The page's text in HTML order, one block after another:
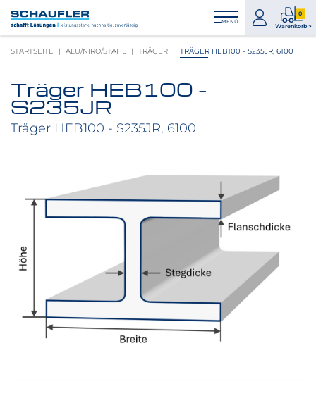
Inhalt
Hauptnavigation
Footernavigation
Logo
Schaufler
verlinkt
Startseite
MENÜ
zum
Konto
0
Warenkorb >
0
im
STARTSEITE ALU/NIRO/STAHL TRÄGER TRÄGER HEB100 - S235JR, 6100
Produktbilder
überspringen
Träger HEB100 -
S235JR
Träger HEB100 - S235JR, 6100